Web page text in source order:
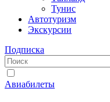
Тунис
Автотуризм
Экскурсии
Подписка
Авиабилеты